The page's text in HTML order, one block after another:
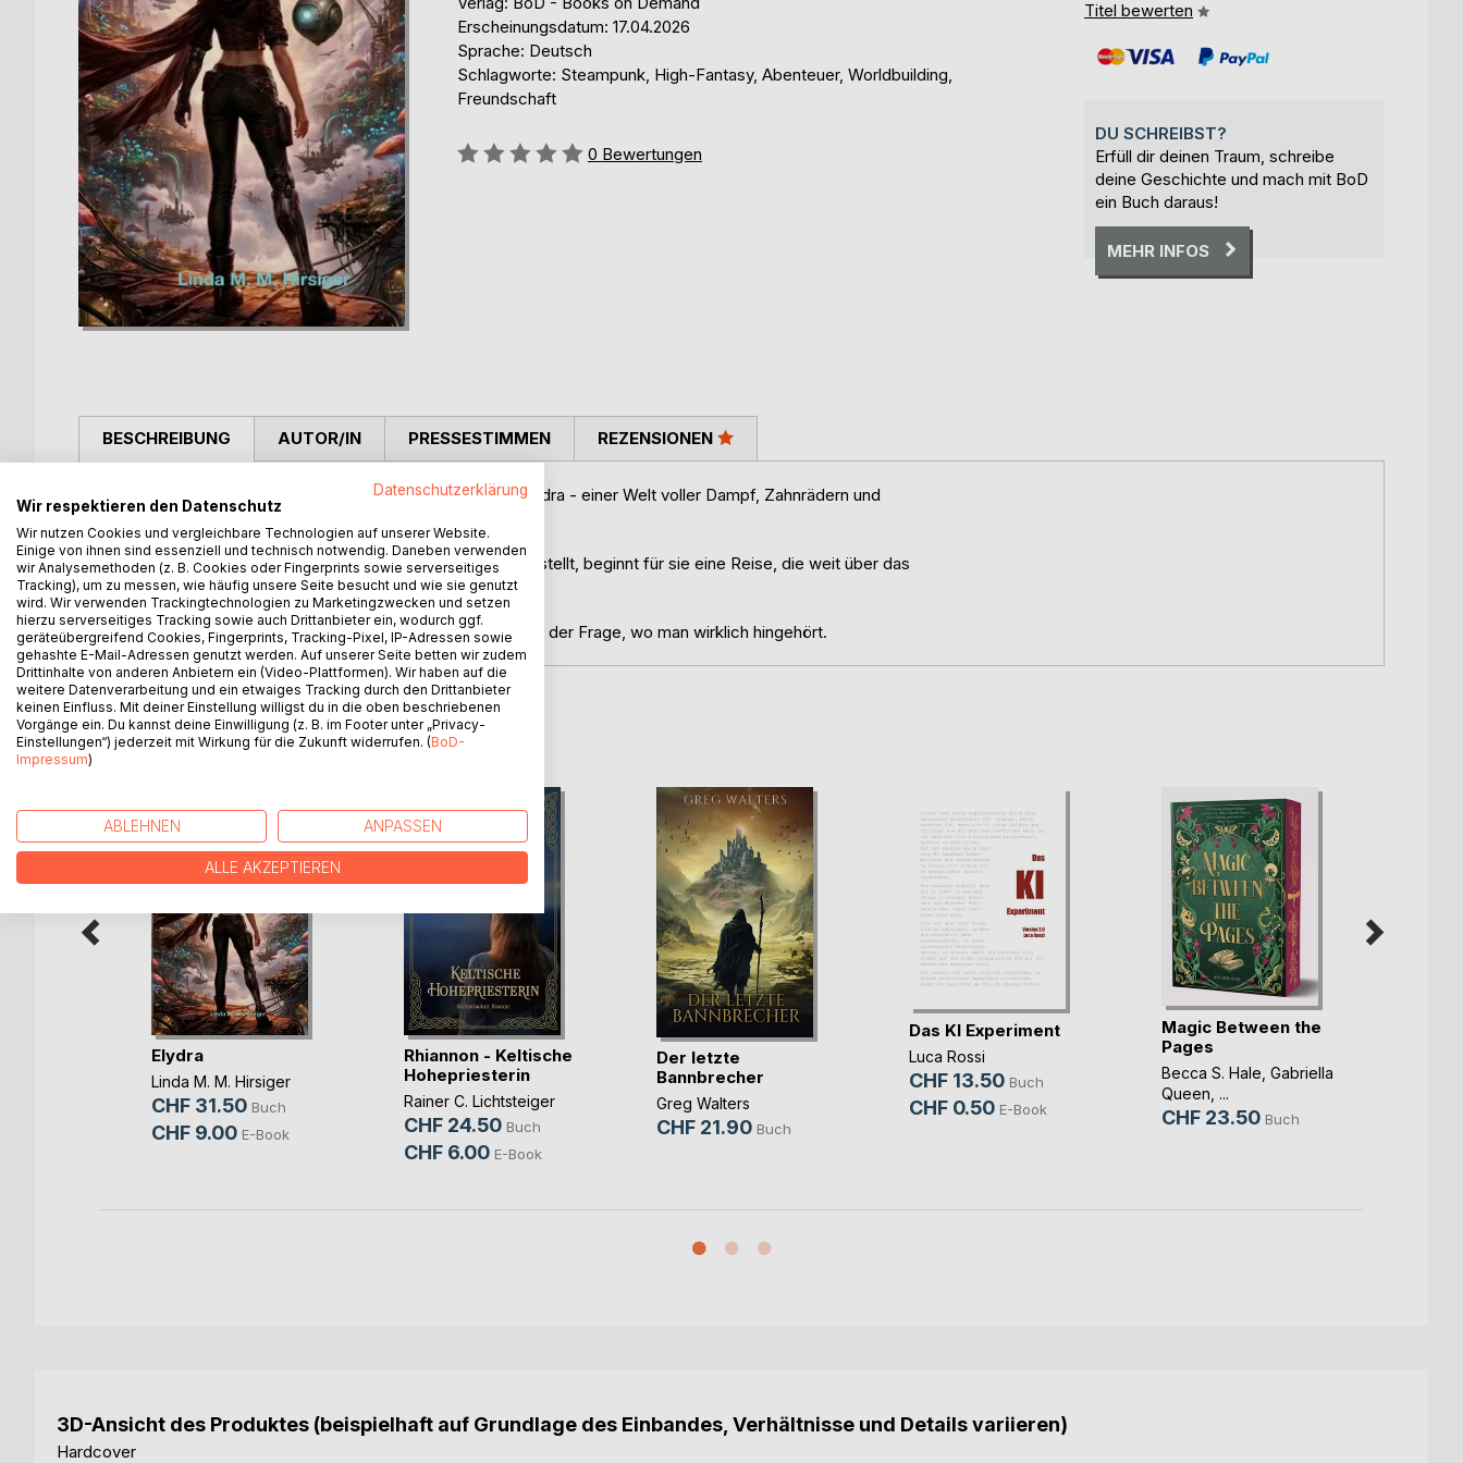
Erscheinungsdatum: 17.04.2026
Sprache: Deutsch
Schlagworte: Steampunk, High-Fantasy, Abenteuer, Worldbuilding,
Freundschaft
Bewertung::
0 Bewertungen
Titel bewerten
DU SCHREIBST?
Erfüll dir deinen Traum, schreibe
deine Geschichte und mach mit BoD
ein Buch daraus!
MEHR INFOS
BESCHREIBUNG
Aeryn Vale arbeitet als Gleitermechanikerin in der Welt Elydra - einer Welt voller Dampf, Zahnrädern und
ungewöhnlichen Wesen.
Als eine unerwartete Entdeckung ihr Leben auf den Kopf stellt, beginnt für sie eine Reise, die weit über das
hinausführt, was sie je für möglich gehalten hätte.
Ein Abenteuer zwischen Geheimnissen, neuen Welten und der Frage, wo man wirklich hingehört.
AUTOR/IN PRESSESTIMMEN REZENSIONEN
WEITERE TITEL BEIBoD
Elydra
Linda M. M. Hirsiger
CHF 31.50 Buch
CHF 9.00 E-Book
Rhiannon - Keltische
Hohepriesterin
Rainer C. Lichtsteiger
CHF 24.50 Buch
CHF 6.00 E-Book
Der letzte
Bannbrecher
Greg Walters
CHF 21.90 Buch
Das KI Experiment
Luca Rossi
CHF 13.50 Buch
CHF 0.50 E-Book
Magic Between the
Pages
Becca S. Hale Gabriella
Queen , ...
CHF 23.50 Buch
3D-Ansicht des Produktes (beispielhaft auf Grundlage des Einbandes, Verhältnisse und Details variieren)
Hardcover
Datenschutzerklärung
Wir respektieren den Datenschutz
Wir nutzen Cookies und vergleichbare Technologien auf unserer Website.
Einige von ihnen sind essenziell und technisch notwendig. Daneben verwenden
wir Analysemethoden (z. B. Cookies oder Fingerprints sowie serverseitiges
Tracking), um zu messen, wie häufig unsere Seite besucht und wie sie genutzt
wird. Wir verwenden Trackingtechnologien zu Marketingzwecken und setzen
hierzu serverseitiges Tracking sowie auch Drittanbieter ein, wodurch ggf.
geräteübergreifend Cookies, Fingerprints, Tracking-Pixel, IP-Adressen sowie
gehashte E-Mail-Adressen genutzt werden. Auf unserer Seite betten wir zudem
Drittinhalte von anderen Anbietern ein (Video-Plattformen). Wir haben auf die
weitere Datenverarbeitung und ein etwaiges Tracking durch den Drittanbieter
keinen Einfluss. Mit deiner Einstellung willigst du in die oben beschriebenen
Vorgänge ein. Du kannst deine Einwilligung (z. B. im Footer unter „Privacy-
Einstellungen“) jederzeit mit Wirkung für die Zukunft widerrufen. (BoD-
Impressum)
ABLEHNEN ANPASSEN
ALLE AKZEPTIEREN